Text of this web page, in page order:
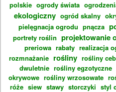
polskie ogrody świata
ekologiczny ogród skalny
pielęgnacja ogrodu pnącza
portrety roślin projektowanie
preriowa rabaty realizacja
rozmnażanie rośliny rośliny
dwuletnie rośliny egzotyczne
okrywowe rośliny wrzosowate
róże siew stawy storczyki styl